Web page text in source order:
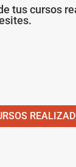
tus cursos